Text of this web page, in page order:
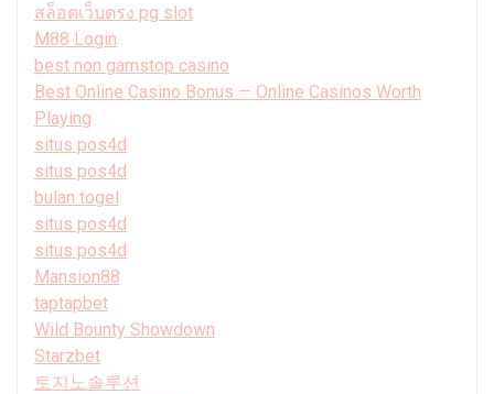
สล็อตเว็บตรง pg slot
M88 Login
best non gamstop casino
Best Online Casino Bonus — Online Casinos Worth
Playing
situs pos4d
situs pos4d
bulan togel
situs pos4d
situs pos4d
Mansion88
taptapbet
Wild Bounty Showdown
Starzbet
토지노솔루션